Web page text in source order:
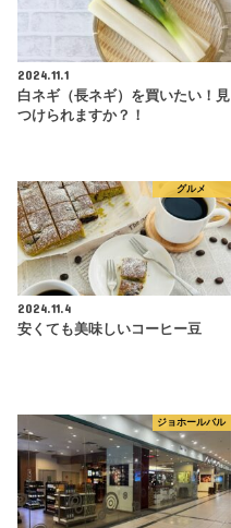
2024.11.1
白ネギ（長ネギ）を買いたい！見
つけられますか？！
グルメ
2024.11.4
安くても美味しいコーヒー豆
ジョホールバル